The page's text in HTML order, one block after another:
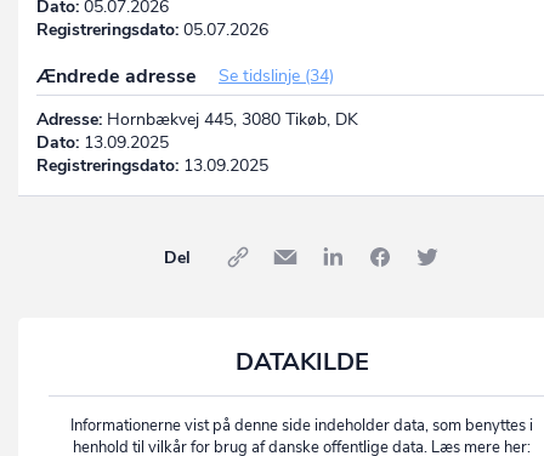
Dato: 05.07.2026
Registreringsdato: 05.07.2026
Ændrede adresse
Se tidslinje (34)
Adresse: Hornbækvej 445, 3080 Tikøb, DK
Dato: 13.09.2025
Registreringsdato: 13.09.2025
Del
DATAKILDE
Informationerne vist på denne side indeholder data, som benyttes i
henhold til vilkår for brug af danske offentlige data. Læs mere her: